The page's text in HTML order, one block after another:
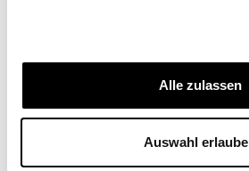
Alle zulassen
Auswahl
Wissenschaftlicher Mitarbeiter,
Internationale Investitionen und
Unternehmen, Staatssekretariat